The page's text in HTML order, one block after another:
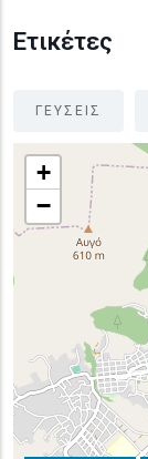
Ετικέτες
ΓΕΥΣΕΙΣ
+
−